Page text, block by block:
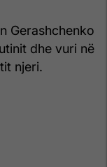
Gerashchenko
dhe vuri në
njeri.